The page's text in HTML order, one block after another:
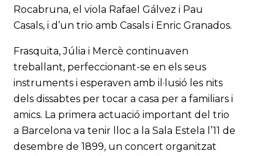
Rocabruna, el viola Rafael Gálvez i Pau
Casals, i d’un trio amb Casals i Enric Granados.
Frasquita, Júlia i Mercè continuaven
treballant, perfeccionant-se en els seus
instruments i esperaven amb il·lusió les nits
dels dissabtes per tocar a casa per a familiars i
amics. La primera actuació important del trio
a Barcelona va tenir lloc a la Sala Estela l’11 de
desembre de 1899, un concert organitzat